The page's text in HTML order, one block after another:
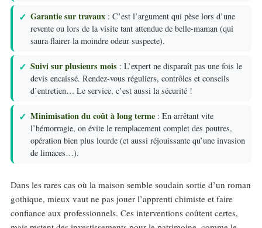
Garantie sur travaux : C’est l’argument qui pèse lors d’une
revente ou lors de la visite tant attendue de belle-maman (qui
saura flairer la moindre odeur suspecte).
Suivi sur plusieurs mois : L’expert ne disparaît pas une fois le
devis encaissé. Rendez-vous réguliers, contrôles et conseils
d’entretien… Le service, c’est aussi la sécurité !
Minimisation du coût à long terme : En arrêtant vite
l’hémorragie, on évite le remplacement complet des poutres,
opération bien plus lourde (et aussi réjouissante qu’une invasion
de limaces…).
Dans les rares cas où la maison semble soudain sortie d’un roman
gothique, mieux vaut ne pas jouer l’apprenti chimiste et faire
confiance aux professionnels. Ces interventions coûtent certes,